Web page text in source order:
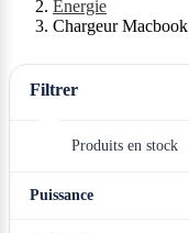
Energie
Chargeur Macbook
Filtrer
Produits en stock
Puissance